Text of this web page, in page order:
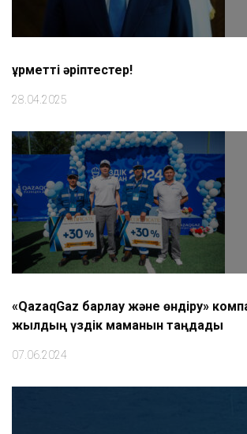
Құрметті әріптестер!
28.04.2025
«QazaqGaz барлау және өндіру»
жылдың үздік маманын таңдады
07.06.2024